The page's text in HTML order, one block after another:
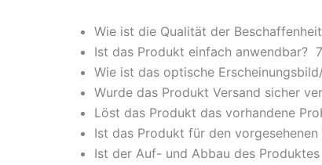
Wie ist die Qualität der
Ist das Produkt einfach anwendbar?
Wie ist das optische
Wurde das Produkt Versand sicher
Löst das Produkt das vorhandene
Ist das Produkt für den
Ist der Auf- und Abbau des